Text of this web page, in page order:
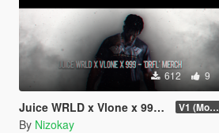
612 9
Juice WRLD x Vlone x 999 'DRFL' Merch (2019) V1 (More items if asked)
By Nizokay